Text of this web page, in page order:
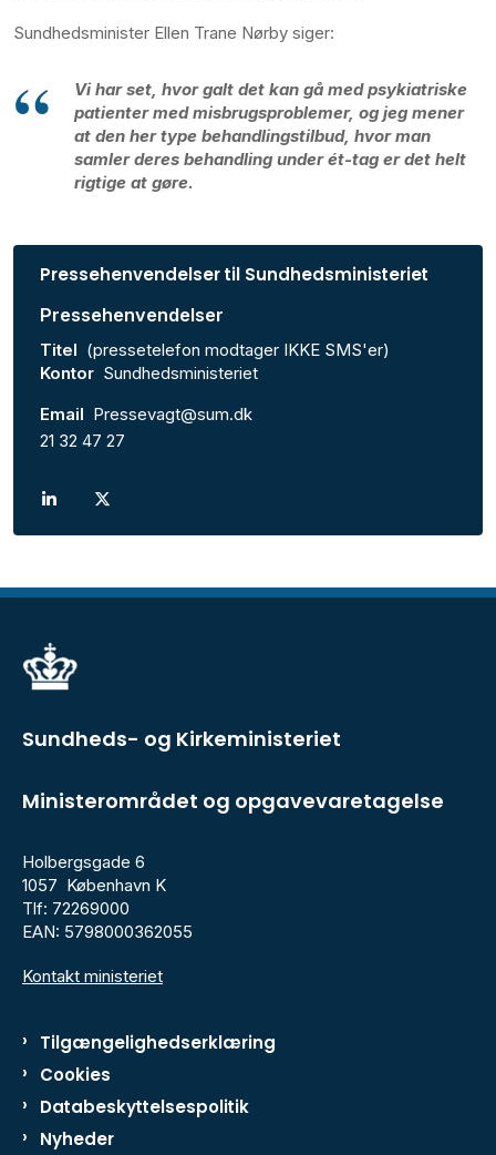
Sundhedsminister Ellen Trane Nørby siger:
Vi har set, hvor galt det kan gå med psykiatriske
patienter med misbrugsproblemer, og jeg mener
at den her type behandlingstilbud, hvor man
samler deres behandling under ét-tag er det helt
rigtige at gøre.
Pressehenvendelser til Sundhedsministeriet
Pressehenvendelser
Titel (pressetelefon modtager IKKE SMS'er)
Kontor Sundhedsministeriet
Email Pressevagt@sum.dk
21 32 47 27
Sundheds- og Kirkeministeriet
Ministerområdet og opgavevaretagelse
Holbergsgade 6
1057 København K
Tlf: 72269000
EAN: 5798000362055
Kontakt ministeriet
Tilgængelighedserklæring
Cookies
Databeskyttelsespolitik
Nyheder